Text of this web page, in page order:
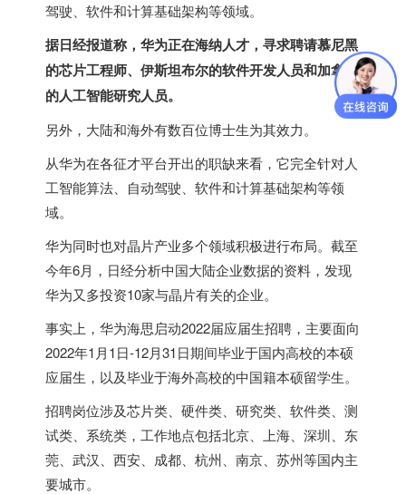
驾驶、软件和计算基础架构等领域。
据日经报道称，华为正在海纳人才，寻求聘请慕尼黑
的芯片工程师、伊斯坦布尔的软件开发人员和加拿大
的人工智能研究人员。
另外，大陆和海外有数百位博士生为其效力。
从华为在各征才平台开出的职缺来看，它完全针对人
工智能算法、自动驾驶、软件和计算基础架构等领
域。
华为同时也对晶片产业多个领域积极进行布局。截至
今年6月，日经分析中国大陆企业数据的资料，发现
华为又多投资10家与晶片有关的企业。
事实上，华为海思启动2022届应届生招聘，主要面向
2022年1月1日-12月31日期间毕业于国内高校的本硕
应届生，以及毕业于海外高校的中国籍本硕留学生。
招聘岗位涉及芯片类、硬件类、研究类、软件类、测
试类、系统类，工作地点包括北京、上海、深圳、东
莞、武汉、西安、成都、杭州、南京、苏州等国内主
要城市。